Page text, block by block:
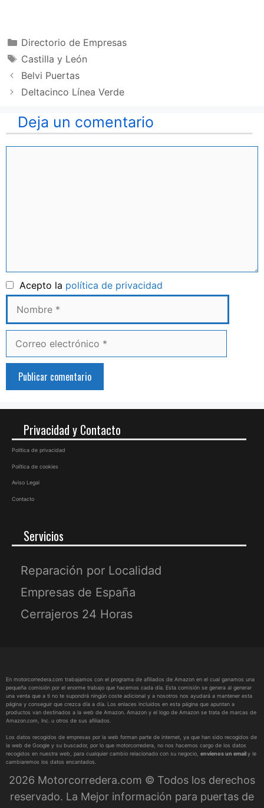
Categorías
Directorio de Empresas
Etiquetas
Castilla y León
Belvi Puertas
Deltacinco Línea Verde
Deja un comentario
Acepto la política de privacidad
Privacidad y Contacto
Política de privacidad
Política de cookies
Aviso Legal
Contacto
Servicios
Reparación por Localidad
Empresas de España
Cerrajeros 24 Horas
En motorcorredera.com trabajamos con el programa de afiliados de Amazon en el cual ganamos una
pequeña comisión por el enorme trabajo que hacemos cada día. Esta comisión se genera al generar
una venta que a ti no te supondrá ningún coste adicional y a nosotros nos ayudará a mantener esta
página y conseguir que crezca día a día. Los enlaces incluidos en esta página que apuntan a
productos van destinados a la web de Amazon. Amazon y el logo de Amazon se trata de marcas de
Amazon.com, Inc. u otros de sus afiliados.
Los datos recogidos de empresas por la web forman parte de internet, ya que han sido recogidos de
la web de Google y su buscador, por lo que motorcorredera, no nos hacemos cargo de los datos
recogidos en nuestra web, para cualquier cambio relacionado con su negocio, envíenos un emaily le
cambiaremos los datos encantados.
2026 Motorcorredera.com © Todos los derechos
reservado. La Mejor información para puertas de